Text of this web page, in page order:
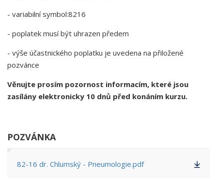
- variabilní symbol:8216
- poplatek musí být uhrazen předem
- výše účastnického poplatku je uvedena na přiložené
pozvánce
Věnujte prosím pozornost informacím, které jsou
zasílány elektronicky 10 dnů před konáním kurzu.
POZVÁNKA
82-16 dr. Chlumský - Pneumologie.pdf